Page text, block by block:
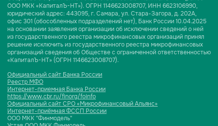
ООО МКК «КапиталЪ-НТ»). ОГРН 1146623008707, ИНН 6623106990,
юридический адрес: 443095, г. Самара, ул. Стара-Загора, д. 202А,
офис 301 (обособленных подразделений нет), Банк России 10.04.2025
на основании заявления организации об исключении сведений о ней
из государственного реестра микрофинансовых организаций принял
решение исключить из государственного реестра микрофинансовых
организаций сведения об Обществе с ограниченной ответственностью
«КапиталЪ-НТ» (ОГРН 1146623008707).
Официальный сайт Банка России
Реестр МФО
Интернет-приемная Банка России
https://www.cbr.ru/finorg/foinfo
Официальный сайт СРО «Микрофинансовый Альянс»
Интернет-приёмная ФССП России
ООО МКК "Финмодель"